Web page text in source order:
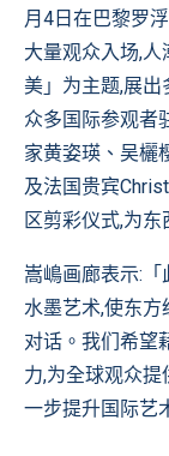
月4日在巴黎罗
大量观众入场,
美」为主题,展
众多国际参观者
家黄姿瑛、吴欐
及法国贵宾
区剪彩仪式,为
嵩嶋画廊表示:
水墨艺术,使东
对话。我们希望
力,为全球观众
一步提升国际艺